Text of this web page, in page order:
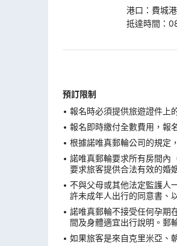
港口 ： 費城港
抵達時間 ：
預訂限制
報名時必須提供旅遊證件上
報名即時繳付全數費用，報
根據諾唯真郵輪公司的規定
諾唯真郵輪要求所有房間內
要求旅客提供合法有效的婚
不與父母或其他法定監護人
許未成年人出行的同意書、
諾唯真郵輪不接受任何孕期
間及身體適宜出行說明。郵
如果旅客是來自克里米亞、